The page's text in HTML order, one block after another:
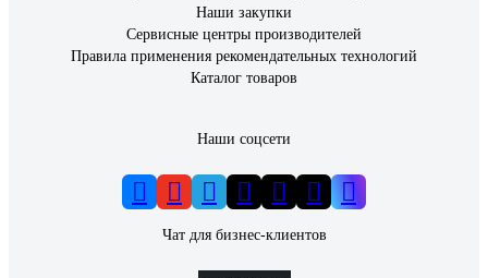
Наши закупки
Сервисные центры производителей
Правила применения рекомендательных технологий
Каталог товаров
Наши соцсети
Чат для бизнес-клиентов